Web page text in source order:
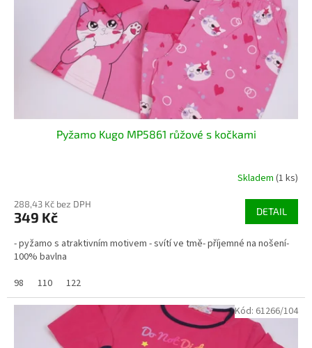
Pyžamo Kugo MP5861 růžové s kočkami
Skladem (1 ks)
288,43 Kč bez DPH
349 Kč DETAIL
- pyžamo s atraktivním motivem - svítí ve tmě- příjemné na nošení-
100% bavlna
98
110 122
Kód: 61266/104